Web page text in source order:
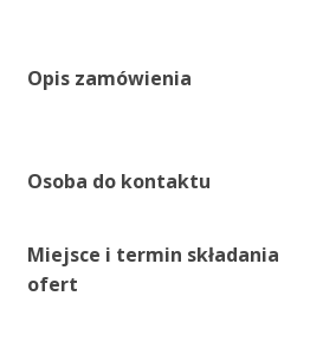
Opis zamówienia
Osoba do kontaktu
Miejsce i termin składania
ofert